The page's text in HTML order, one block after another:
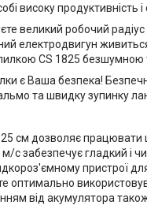
високу продуктивність
великий робочий
електродвигун
CS 1825
є Ваша безпека!
та швидку зупинку
см дозволяє
с забезпечує гладкий і
пристрої
оптимально
від акумулятора